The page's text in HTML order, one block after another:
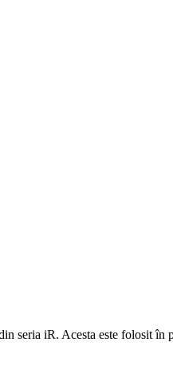
seria iR. Acesta este folosit în